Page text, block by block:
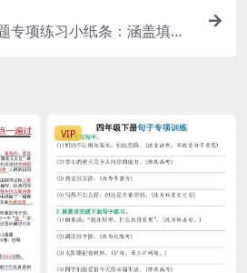
专项练习小纸条：涵盖填空
VIP